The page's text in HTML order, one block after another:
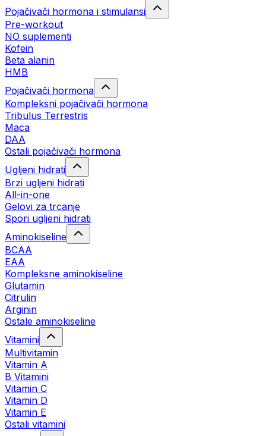
Pojačivači hormona i stimulansi
Pre-workout
NO suplementi
Kofein
Beta alanin
HMB
Pojačivači hormona
Kompleksni pojačivači hormona
Tribulus Terrestris
Maca
DAA
Ostali pojačivači hormona
Ugljeni hidrati
Brzi ugljeni hidrati
All-in-one
Gelovi za trcanje
Spori ugljeni hidrati
Aminokiseline
BCAA
ЕАА
Kompleksne aminokiseline
Glutamin
Citrulin
Arginin
Ostale aminokiseline
Vitamini
Multivitamin
Vitamin A
B Vitamini
Vitamin C
Vitamin D
Vitamin E
Ostali vitamini